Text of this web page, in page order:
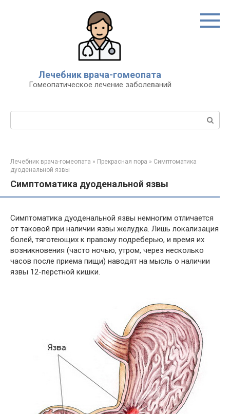
Лечебник врача-гомеопата
Гомеопатическое лечение заболеваний
Поиск:
Лечебник врача-гомеопата » Прекрасная пора » Симптоматика
дуоденальной язвы
Симптоматика дуоденальной язвы
Симптоматика дуоденальной язвы немногим отличается
от таковой при наличии язвы желудка. Лишь локализация
болей, тяготеющих к правому подреберью, и время их
возникновения (часто ночью, утром, через несколько
часов после приема пищи) наводят на мысль о наличии
язвы 12-перстной кишки.